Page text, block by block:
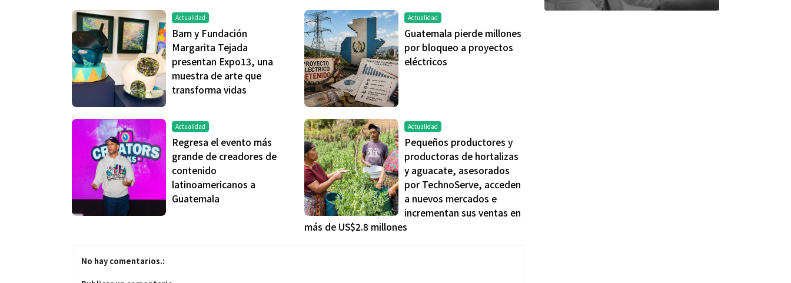
Actualidad
Bam y Fundación
Margarita Tejada
presentan Expo13, una
muestra de arte que
transforma vidas
Actualidad
Guatemala pierde millones
por bloqueo a proyectos
eléctricos
Actualidad
Regresa el evento más
grande de creadores de
contenido
latinoamericanos a
Guatemala
Actualidad
Pequeños productores y
productoras de hortalizas
y aguacate, asesorados
por TechnoServe, acceden
a nuevos mercados e
incrementan sus ventas en
más de US$2.8 millones
No hay comentarios.: